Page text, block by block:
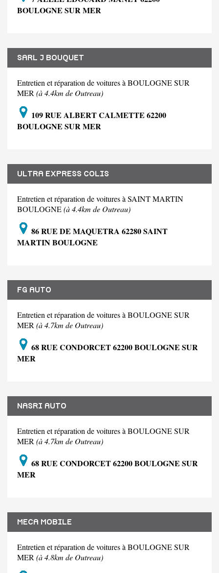
BOULOGNE SUR MER
SARL J BOUQUET
Entretien et réparation de voitures à BOULOGNE SUR
MER(à 4.4km de Outreau)
109 RUE ALBERT CALMETTE 62200
BOULOGNE SUR MER
ULTRA EXPRESS COLIS
Entretien et réparation de voitures à SAINT MARTIN
BOULOGNE(à 4.4km de Outreau)
86 RUE DE MAQUETRA 62280 SAINT
MARTIN BOULOGNE
FG AUTO
Entretien et réparation de voitures à BOULOGNE SUR
MER(à 4.7km de Outreau)
68 RUE CONDORCET 62200 BOULOGNE SUR
MER
NASRI AUTO
Entretien et réparation de voitures à BOULOGNE SUR
MER(à 4.7km de Outreau)
68 RUE CONDORCET 62200 BOULOGNE SUR
MER
MECA MOBILE
Entretien et réparation de voitures à BOULOGNE SUR
MER(à 4.8km de Outreau)